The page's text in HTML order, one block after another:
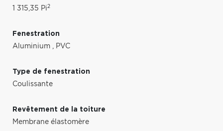
1 315,35 Pi2
Fenestration
Aluminium , PVC
Type de fenestration
Coulissante
Revêtement de la toiture
Membrane élastomère